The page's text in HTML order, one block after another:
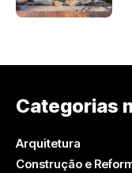
Categorias
Arquitetura
Construção e